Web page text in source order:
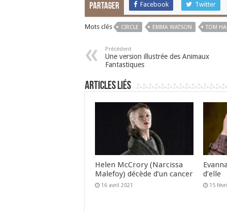
Partager Facebook Twitter
Mots clés CIRCLE EMMA WATSON TOM
Précédent
Une version illustrée des Animaux
Fantastiques
Articles liés
Helen McCrory (Narcissa
Malefoy) décède d’un cancer
16 avril 2021
d’elle
15